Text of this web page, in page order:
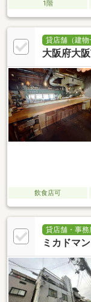
1階
貸店舗（建物
大阪府大
飲食店可
貸店舗・事務
ミカドマ